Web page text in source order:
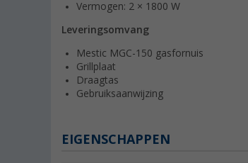
Vermogen: 2 × 1800 W
Leveringsomvang
Mestic MGC-150 gasfornuis
Grillplaat
Draagtas
Gebruiksaanwijzing
EIGENSCHAPPEN